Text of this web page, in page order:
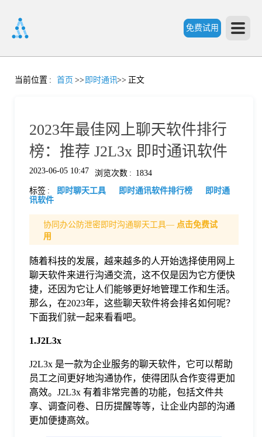
免费试用
首
格
见
当前位置 : 首页 >> 即时通讯>> 正文
2023年最佳网上聊天软件排行
榜：推荐 J2L3x 即时通讯软件
2023-06-05 10:47 浏览次数 : 1834
标签 : 即时聊天工具 即时通讯软件排行榜
即时通
讯软件
协同办公防泄密即时沟通聊天工具— 点击免费试
用
随着科技的发展，越来越多的人开始选择使用网上
聊天软件来进行沟通交流，这不仅是因为它方便快
捷，还因为它让人们能够更好地管理工作和生活。
那么，在2023年，这些聊天软件将会排名如何呢？
下面我们就一起来看看吧。
1.J2L3x
J2L3x 是一款为企业服务的聊天软件，它可以帮助
员工之间更好地沟通协作，使得团队合作变得更加
高效。J2L3x 有着非常完善的功能，包括文件共
享、调查问卷、日历提醒等等，让企业内部的沟通
更加便捷高效。